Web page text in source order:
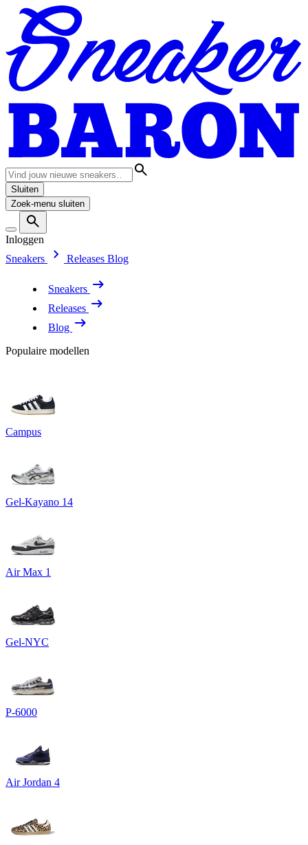
Sluiten
Zoek-menu sluiten
Inloggen
Sneakers
Releases Blog
Sneakers
Releases
Blog
Populaire modellen
Campus
Gel-Kayano 14
Air Max 1
Gel-NYC
P-6000
Air Jordan 4